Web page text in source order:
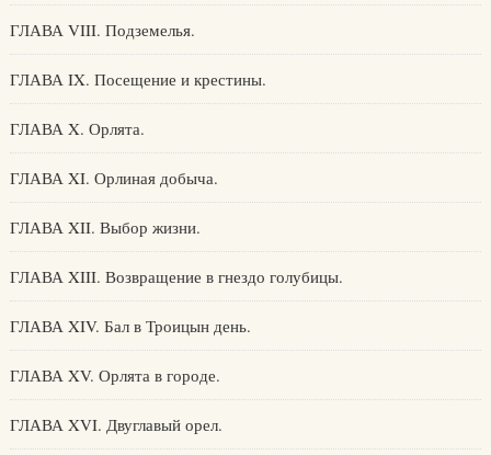
ГЛАВА VIII. Подземелья.
ГЛАВА IX. Посещение и крестины.
ГЛАВА X. Орлята.
ГЛАВА XI. Орлиная добыча.
ГЛАВА XII. Выбор жизни.
ГЛАВА XIII. Возвращение в гнездо голубицы.
ГЛАВА XIV. Бал в Троицын день.
ГЛАВА XV. Орлята в городе.
ГЛАВА XVI. Двуглавый орел.